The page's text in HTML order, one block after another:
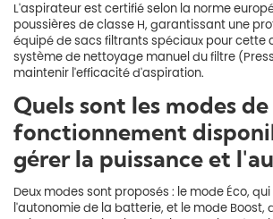
L'aspirateur est certifié selon la norme
poussières de classe H, garantissant une
équipé de sacs filtrants spéciaux pour cette
système de nettoyage manuel du filtre
maintenir l'efficacité d'aspiration.
Quels sont les modes de
fonctionnement
gérer la puissance et
Deux modes sont proposés : le mode Éco,
l'autonomie de la batterie, et le mode Boost,